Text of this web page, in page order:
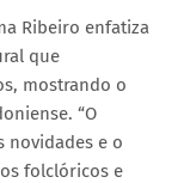
Ribeiro enfatiza
que
mostrando o
“O
novidades e o
folclóricos e